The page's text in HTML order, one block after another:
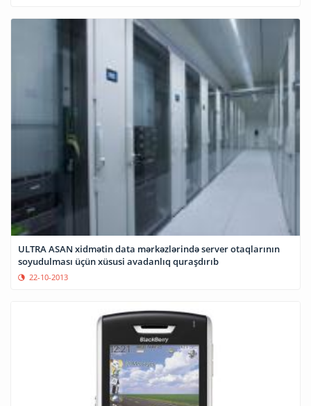
ULTRA ASAN xidmətin data mərkəzlərində server otaqlarının
soyudulması üçün xüsusi avadanlıq quraşdırıb
22-10-2013